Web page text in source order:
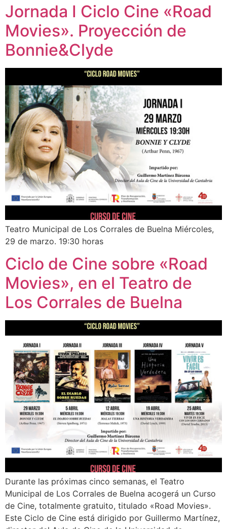
Jornada I Ciclo Cine «Road
Movies». Proyección de
Bonnie&Clyde
Teatro Municipal de Los Corrales de Buelna Miércoles,
29 de marzo. 19:30 horas
Ciclo de Cine sobre «Road
Movies», en el Teatro de
Los Corrales de Buelna
Durante las próximas cinco semanas, el Teatro
Municipal de Los Corrales de Buelna acogerá un Curso
de Cine, totalmente gratuito, titulado «Road Movies».
Este Ciclo de Cine está dirigido por Guillermo Martínez,